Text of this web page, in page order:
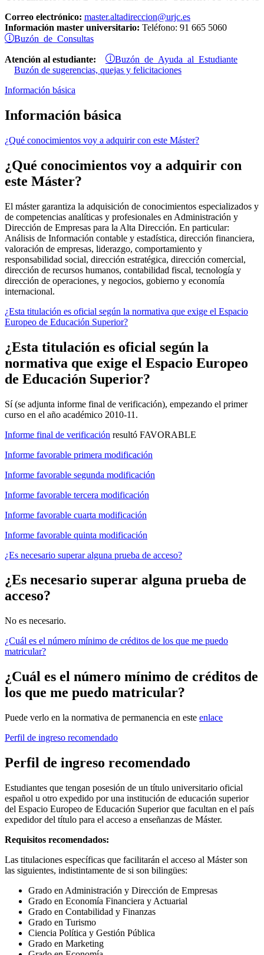
Correo electrónico: master.altadireccion@urjc.es
Información master universitario: Teléfono: 91 665 5060
Buzón de Consultas
Atención al estudiante: Buzón de Ayuda al Estudiante
Buzón de sugerencias, quejas y felicitaciones
Información básica
Información básica
¿Qué conocimientos voy a adquirir con este Máster?
¿Qué conocimientos voy a adquirir con
este Máster?
El máster garantiza la adquisición de conocimientos especializados y
de competencias analíticas y profesionales en Administración y
Dirección de Empresas para la Alta Dirección. En particular:
Análisis de Información contable y estadística, dirección financiera,
valoración de empresas, liderazgo, comportamiento y
responsabilidad social, dirección estratégica, dirección comercial,
dirección de recursos humanos, contabilidad fiscal, tecnología y
dirección de operaciones, y negocios, gobierno y economía
internacional.
¿Esta titulación es oficial según la normativa que exige el Espacio
Europeo de Educación Superior?
¿Esta titulación es oficial según la
normativa que exige el Espacio Europeo
de Educación Superior?
Sí (se adjunta informe final de verificación), empezando el primer
curso en el año académico 2010-11.
Informe final de verificación resultó FAVORABLE
Informe favorable primera modificación
Informe favorable segunda modificación
Informe favorable tercera modificación
Informe favorable cuarta modificación
Informe favorable quinta modificación
¿Es necesario superar alguna prueba de acceso?
¿Es necesario superar alguna prueba de
acceso?
No es necesario.
¿Cuál es el número mínimo de créditos de los que me puedo
matricular?
¿Cuál es el número mínimo de créditos de
los que me puedo matricular?
Puede verlo en la normativa de permanencia en este enlace
Perfil de ingreso recomendado
Perfil de ingreso recomendado
Estudiantes que tengan posesión de un título universitario oficial
español u otro expedido por una institución de educación superior
del Espacio Europeo de Educación Superior que facultan en el país
expedidor del título para el acceso a enseñanzas de Máster.
Requisitos recomendados:
Las titulaciones específicas que facilitarán el acceso al Máster son
las siguientes, indistintamente de si son bilingües:
Grado en Administración y Dirección de Empresas
Grado en Economía Financiera y Actuarial
Grado en Contabilidad y Finanzas
Grado en Turismo
Ciencia Política y Gestión Pública
Grado en Marketing